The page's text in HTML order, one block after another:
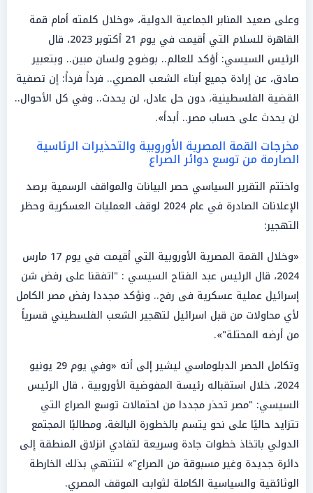
وعلى صعيد المنابر الجماعية الدولية، «وخلال كلمته أمام قمة
القاهرة للسلام التي أقيمت في يوم 21 أكتوبر 2023، قال
الرئيس السيسي: أؤكد للعالم.. بوضوح ولسان مبين.. وبتعبير
صادق، عن إرادة جميع أبناء الشعب المصري.. فرداً فرداً: إن تصفية
القضية الفلسطينية، دون حل عادل، لن يحدث.. وفي كل الأحوال..
لن يحدث على حساب مصر.. أبداً».
مخرجات القمة المصرية الأوروبية والتحذيرات الرئاسية
الصارمة من توسع دوائر الصراع
واختتم التقرير السياسي حصر البيانات والمواقف الرسمية برصد
الإعلانات الصادرة في عام 2024 لوقف العمليات العسكرية وحظر
التهجير:
«وخلال القمة المصرية الأوروبية التي أقيمت في يوم 17 مارس
2024، قال الرئيس عبد الفتاح السيسي : "اتفقنا على رفض شن
إسرائيل عملية عسكرية فى رفح.. ونؤكد مجددا رفض مصر الكامل
لأي محاولات من قبل اسرائيل لتهجير الشعب الفلسطيني قسرياً
من أرضه المحتلة"».
وتكامل الحصر الدبلوماسي ليشير إلى أنه «وفي يوم 29 يونيو
2024، خلال استقباله رئيسة المفوضية الأوروبية ، قال الرئيس
السيسي: "مصر تحذر مجددا من احتمالات توسع الصراع التي
تتزايد حاليًا على نحو يتسم بالخطورة البالغة، ومطالبًا المجتمع
الدولي باتخاذ خطوات جادة وسريعة لتفادي انزلاق المنطقة إلى
دائرة جديدة وغير مسبوقة من الصراع"» لتنتهي بذلك الخارطة
الوثائقية والسياسية الكاملة لثوابت الموقف المصري.